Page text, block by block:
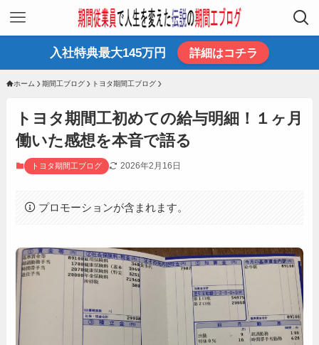
入社特典最大145万円 詳細はコチラ
ホーム 期間工ブログ トヨタ期間工ブログ
トヨタ期間工初めての給与明細！１ヶ月
働いた感想を本音で語る
トヨタ期間工ブログ 2026年2月16日
プロモーションが含まれます。